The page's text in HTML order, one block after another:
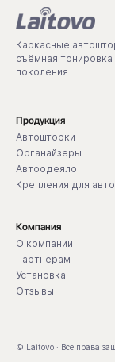
Каркасные
съёмная тонировка
поколения
Продукция
Автошторки
Органайзеры
Автоодеяло
Крепления для
Компания
О компании
Партнерам
Установка
Отзывы
© Laitovo · Все права